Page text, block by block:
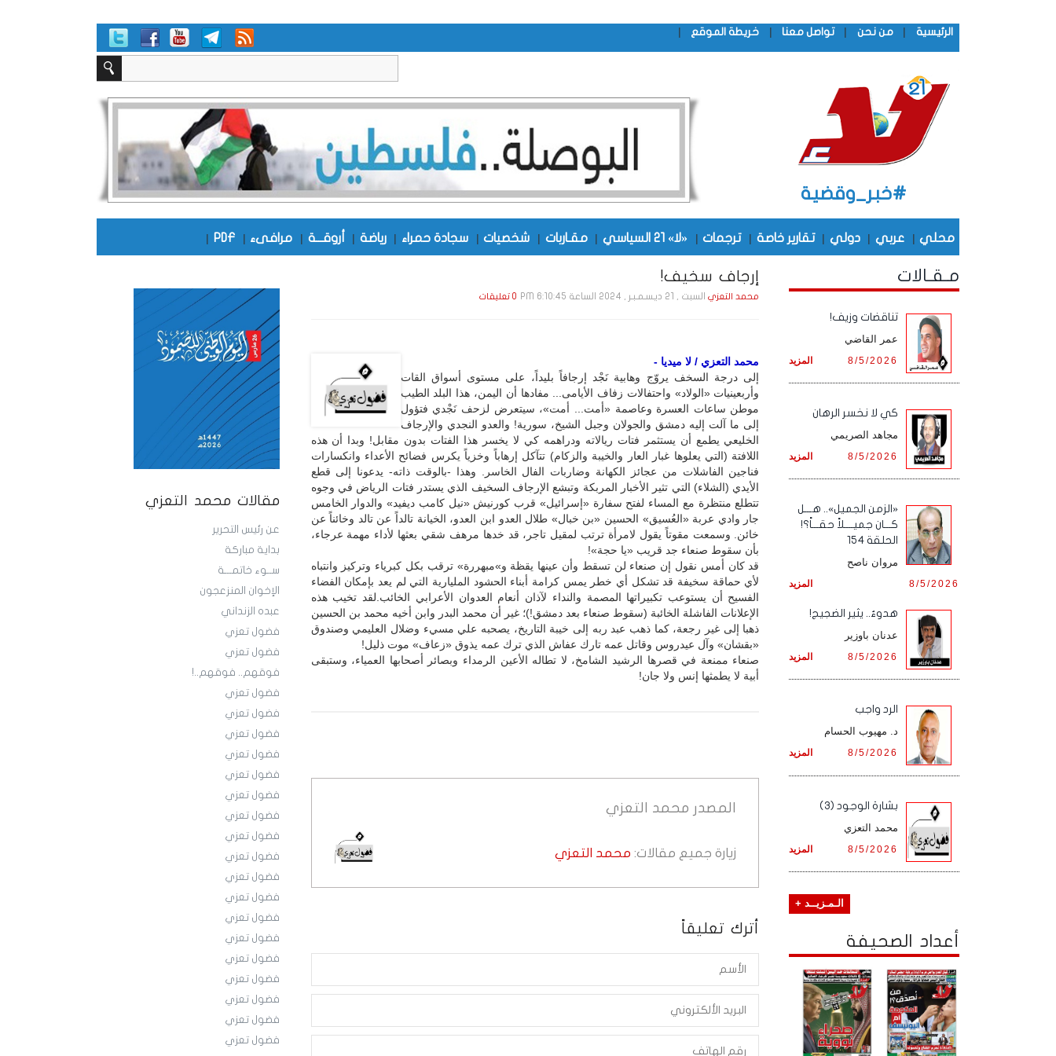
الرئيسية | من نحن | تواصل معنا | خريطة الموقع |
#خبر_وقضية
محلي | عربي | دولي | تقارير خاصة | ترجمات | «لا» 21 السياسي | مقـاربات | شخصيات | سجادة حمراء | رياضة | أروقـــة | مرافىء |
PDF
|
مقالات محمد التعزي
عن رئيس التحرير
بداية مباركة
ســوء خاتمـــة
الإخوان المنزعجون
عبده الزنداني
فضول تعزي
فضول تعزي
فوقهم.. فوقهم..!
فضول تعزي
فضول تعزي
فضول تعزي
فضول تعزي
فضول تعزي
فضول تعزي
فضول تعزي
فضول تعزي
فضول تعزي
فضول تعزي
فضول تعزي
فضول تعزي
فضول تعزي
فضول تعزي
فضول تعزي
فضول تعزي
فضول تعزي
فضول تعزي
إرجاف سخيف!
محمد التعزيالسبت , 21 ديـسـمـبـر , 2024 الساعة 6:10:45 PM 0 تعليقات
محمد التعزي / لا ميديا -
إلى درجة السخف يروّج وهابية نَجْد إرجافاً بليداً، على مستوى أسواق القات
وأربعينيات «الولاد» واحتفالات زفاف الأيامى... مفادها أن اليمن، هذا البلد الطيب
موطن ساعات العسرة وعاصمة «أمت... أمت»، سيتعرض لزحف نَجْدي فتؤول
إلى ما آلت إليه دمشق والجولان وجبل الشيخ، سورية! والعدو النجدي والإرجاف
الخليعي يطمع أن يستثمر فتات ريالاته ودراهمه كي لا يخسر هذا الفتات بدون مقابل! وبدا أن هذه
اللافتة (التي يعلوها غبار العار والخيبة والزكام) تتآكل إرهاباً وخزياً يكرس فضائح الأعداء وانكسارات
فناجين الفاشلات من عجائز الكهانة وضاربات الفال الخاسر. وهذا -بالوقت ذاته- يدعونا إلى قطع
الأيدي (الشلاء) التي تثير الأخبار المربكة وتبشع الإرجاف السخيف الذي يستدر فتات الرياض في وجوه
تتطلع منتظرة مع المساء لفتح سفارة «إسرائيل» قرب كورنيش «نيل كامب ديفيد» والدوار الخامس
جار وادي عربة «العُسيق» الحسين «بن خبال» طلال العدو ابن العدو، الخيانة تالداً عن تالد وخائناً عن
خائن. وسمعت مقوتاً يقول لامرأة ترتب لمقيل تاجر، قد خدها مرهف شقي بعثها لأداء مهمة عرجاء،
بأن سقوط صنعاء جد قريب «يا حجة»!
قد كان أمس نقول إن صنعاء لن تسقط وأن عينها يقظة و»مبهررة» ترقب بكل كبرياء وتركيز وانتباه
لأي حماقة سخيفة قد تشكل أي خطر يمس كرامة أبناء الحشود المليارية التي لم يعد بإمكان الفضاء
الفسيح أن يستوعب تكبيراتها المصمة والنداء لآذان أنعام العدوان الأعرابي الخائب.لقد تخيب هذه
الإعلانات الفاشلة الخائبة (سقوط صنعاء بعد دمشق!)؛ غير أن محمد البدر وابن أخيه محمد بن الحسين
ذهبا إلى غير رجعة، كما ذهب عبد ربه إلى خيبة التاريخ، يصحبه علي مسيء وضلال العليمي وصندوق
«بقشان» وآل عيدروس وقاتل عمه تارك عفاش الذي ترك عمه يذوق «زعاف» موت ذليل!
صنعاء ممنعة في قصرها الرشيد الشامخ، لا تطاله الأعين الرمداء وبصائر أصحابها العمياء، وستبقى
أبية لا يطمثها إنس ولا جان!
المصدر محمد التعزي
زيارة جميع مقالات: محمد التعزي
أترك تعليقاً
مـقـالات
تناقضات وزيف!
عمر القاضي
المزيد 8/5/2026
كي لا نخسر الرهان
مجاهد الصريمي
المزيد 8/5/2026
«الزمن الجميل».. هـــل
كـــان جميــــلاً حقـــاً؟!
الحلقة 154
مروان ناصح
المزيد 8/5/2026
هدوءٌ.. يثير الضجيج!
عدنان باوزير
المزيد 8/5/2026
الرد واجب
د. مهيوب الحسام
المزيد 8/5/2026
بشارة الوجود (3)
محمد التعزي
المزيد 8/5/2026
الـمـزيــد +
أعداد الصحيفة